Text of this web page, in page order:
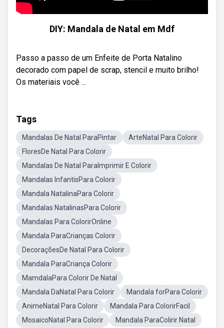
DIY: Mandala de Natal em Mdf
Passo a passo de um Enfeite de Porta Natalino
decorado com papel de scrap, stencil e muito brilho!
Os materiais você ...
Tags
Mandalas De Natal ParaPintar
ArteNatal Para Colorir
FloresDe Natal Para Colorir
Mandalas De Natal ParaImprimir E Colorir
Mandalas InfantisPara Colorir
Mandala NatalinaPara Colorir
Mandalas NatalinasPara Colorir
Mandalas Para ColorirOnline
Mandala ParaCrianças Colorir
DecoraçõesDe Natal Para Colorir
Mandala ParaCriança Colorir
MamdalaPara Colorir De Natal
Mandala DaNatal Para Colorir
Mandala forPara Colorir
AnimeNatal Para Colorir
Mandala Para ColorirFacil
MosaicoNatal Para Colorir
Mandala ParaColirir Natal